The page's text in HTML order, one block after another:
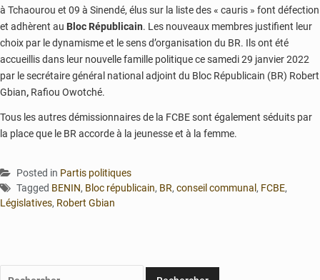
à Tchaourou et 09 à Sinendé, élus sur la liste des « cauris » font défection
et adhèrent au Bloc Républicain. Les nouveaux membres justifient leur
choix par le dynamisme et le sens d’organisation du BR. Ils ont été
accueillis dans leur nouvelle famille politique ce samedi 29 janvier 2022
par le secrétaire général national adjoint du Bloc Républicain (BR) Robert
Gbian, Rafiou Owotché.
Tous les autres démissionnaires de la FCBE sont également séduits par
la place que le BR accorde à la jeunesse et à la femme.
Posted in Partis politiques
Tagged BENIN, Bloc républicain, BR, conseil communal , FCBE,
Législatives, Robert Gbian